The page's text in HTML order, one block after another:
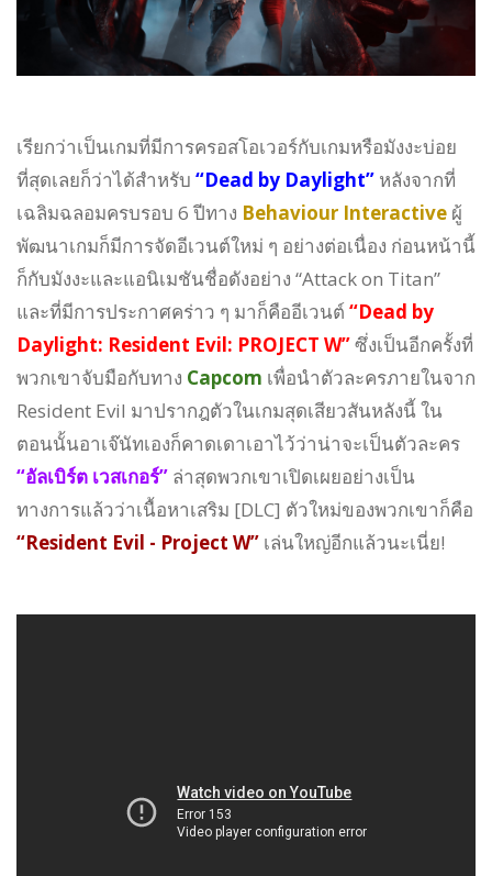
เรียกว่าเป็นเกมที่มีการครอสโอเวอร์กับเกมหรือมังงะบ่อย
ที่สุดเลยก็ว่าได้สำหรับ “Dead by Daylight” หลังจากที่
เฉลิมฉลอมครบรอบ 6 ปีทาง Behaviour Interactive ผู้
พัฒนาเกมก็มีการจัดอีเวนต์ใหม่ ๆ อย่างต่อเนื่อง ก่อนหน้านี้
ก็กับมังงะและแอนิเมชันชื่อดังอย่าง “Attack on Titan”
และที่มีการประกาศคร่าว ๆ มาก็คืออีเวนต์ “Dead by
Daylight: Resident Evil: PROJECT W”ซึ่งเป็นอีกครั้งที่
พวกเขาจับมือกับทาง Capcom เพื่อนำตัวละครภายในจาก
Resident Evil มาปรากฎตัวในเกมสุดเสียวสันหลังนี้ ใน
ตอนนั้นอาเจ๊นัทเองก็คาดเดาเอาไว้ว่าน่าจะเป็นตัวละคร
“อัลเบิร์ต เวสเกอร์” ล่าสุดพวกเขาเปิดเผยอย่างเป็น
ทางการแล้วว่าเนื้อหาเสริม [DLC] ตัวใหม่ของพวกเขาก็คือ
“Resident Evil - Project W” เล่นใหญ่อีกแล้วนะเนี่ย!